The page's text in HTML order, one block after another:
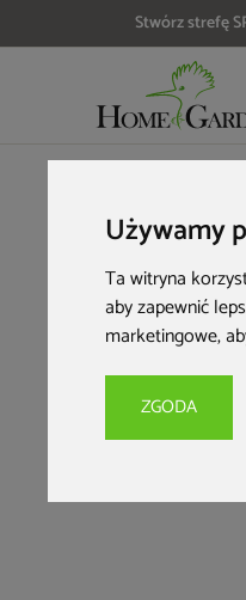
Używamy
Ta witryna
aby zapewnić
marketingowe,
ZGODA
Stwórz strefę